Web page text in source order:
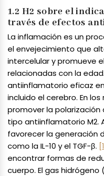
1.2 H2 sobre el
través de efectos
La inflamación es un
el envejecimiento que
intercelular y promueve
relacionadas con la edad.
antiinflamatorio eficaz
incluido el cerebro. En
promover la polarización
tipo antiinflamatorio M2.
favorecer la generación
como la IL-10 y el TGF-β.
encontrar formas de
cuerpo. El gas